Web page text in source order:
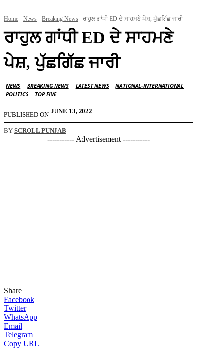
Home News Breaking News ਰਾਹੁਲ ਗਾਂਧੀ ED ਦੇ ਸਾਹਮਣੇ ਪੇਸ਼, ਪੁੱਛਗਿੱਛ ਜਾਰੀ
ਰਾਹੁਲ ਗਾਂਧੀ ED ਦੇ ਸਾਹਮਣੇ
ਪੇਸ਼, ਪੁੱਛਗਿੱਛ ਜਾਰੀ
NEWS BREAKING NEWS LATEST NEWS
NATIONAL-INTERNATIONAL
POLITICS
TOP FIVE
PUBLISHED ON JUNE 13, 2022
BY SCROLL PUNJAB
----------- Advertisement -----------
Share
Facebook
Twitter
WhatsApp
Email
Telegram
Copy URL